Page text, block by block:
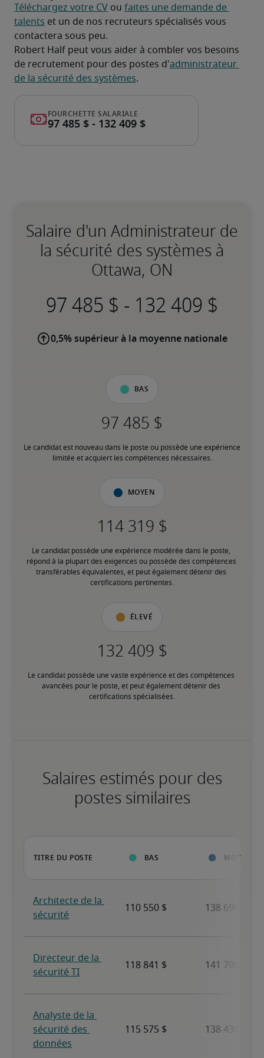
Téléchargez votre CV ou faites une demande de
talents et un de nos recruteurs spécialisés vous
contactera sous peu.
Robert Half peut vous aider à combler vos besoins
de recrutement pour des postes d'administrateur
de la sécurité des systèmes.
Salaire d'un Administrateur de
la sécurité des systèmes à
Ottawa, ON
-
0,5% supérieur à la moyenne nationale
Bas
Le candidat est nouveau dans le poste ou possède une expérience
limitée et acquiert les compétences nécessaires.
Moyen
Le candidat possède une expérience modérée dans le poste,
répond à la plupart des exigences ou possède des compétences
transférables équivalentes, et peut également détenir des
certifications pertinentes.
Élevé
Le candidat possède une vaste expérience et des compétences
avancées pour le poste, et peut également détenir des
certifications spécialisées.
Salaires estimés pour des
postes similaires